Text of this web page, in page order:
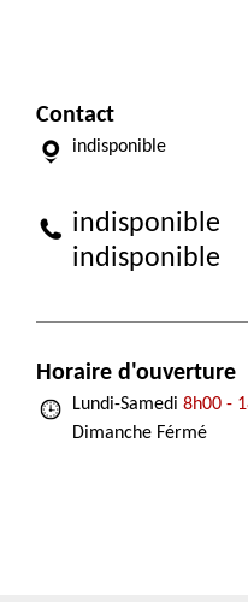
Contact
indisponible
indisponible
indisponible
Horaire d'ouverture
Lundi-Samedi 8h00 -
Dimanche Férmé